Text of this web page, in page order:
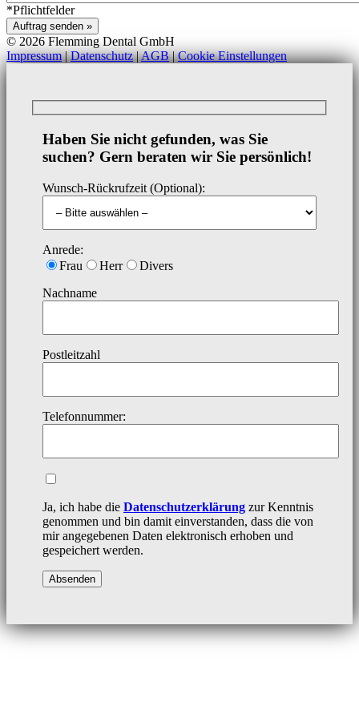
*Pflichtfelder
Auftrag senden »
© 2026 Flemming Dental GmbH
Impressum|Datenschutz|AGB|Cookie Einstellungen
Haben Sie nicht gefunden, was Sie
suchen? Gern beraten wir Sie persönlich!
Wunsch-Rückrufzeit (Optional):
Anrede:
Frau
Herr
Divers
Nachname
Postleitzahl
Telefonnummer:
Ja, ich habe die Datenschutzerklärung zur Kenntnis
genommen und bin damit einverstanden, dass die von
mir angegebenen Daten elektronisch erhoben und
gespeichert werden.